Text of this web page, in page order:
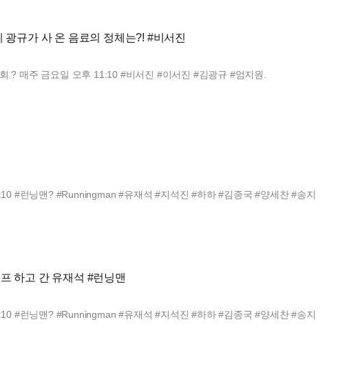
광규가 사 온 음료의 정체는?! #비서진
? 매주 금요일 오후 11:10 #비서진 #이서진 #김광규 #엄지원.
#런닝맨? #Runningman #유재석 #지석진 #하하 #김종국 #양세찬 #송지
하고 간 유재석 #런닝맨
#런닝맨? #Runningman #유재석 #지석진 #하하 #김종국 #양세찬 #송지